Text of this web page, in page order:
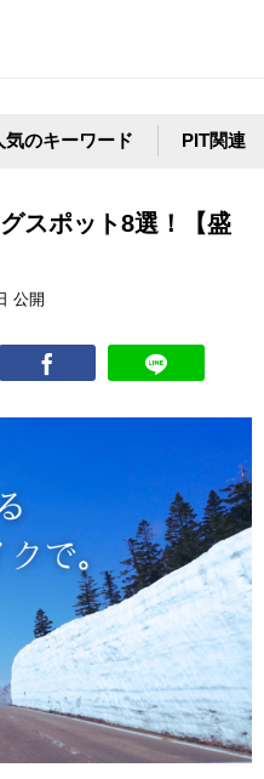
気のキーワード PIT関連
スポット8選！【盛
公開